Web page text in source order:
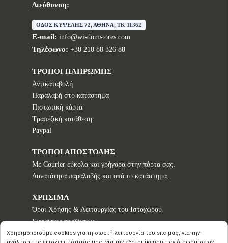
Διεύθυνση:
ΟΔΟΣ ΚΥΨΕΛΗΣ 72, ΑΘΗΝΑ, TK 11362
E-mail: info@wisdomstores.com
Τηλέφωνο: +30 210 88 326 88
ΤΡΟΠΟΙ ΠΛΗΡΩΜΗΣ
Αντικαταβολή
Παραλαβή στο κατάστημα
Πιστωτική κάρτα
Τραπεζική κατάθεση
Paypal
ΤΡΟΠΟΙ ΑΠΟΣΤΟΛΗΣ
Με Courier εύκολα και γρήγορα στην πόρτα σας.
Δυνατότητα παραλαβής και από το κατάστημα.
ΧΡΗΣΙΜΑ
Όροι Χρήσης & Λειτουργίας του Ιστοχώρου
Εγγυήσεις προϊόντων
Τρόποι παραγγελίας
Χρησιμοποιούμε cookies για τη σωστή λειτουργία του site μας, για την